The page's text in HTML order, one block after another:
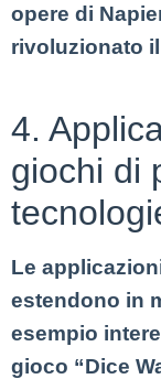
opere di
rivoluzionato
4.
giochi di
Le
estendono in
esempio
gioco “Dice